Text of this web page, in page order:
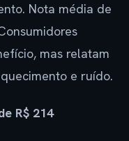
Nota média de
mas relatam
e ruído.
R$ 214